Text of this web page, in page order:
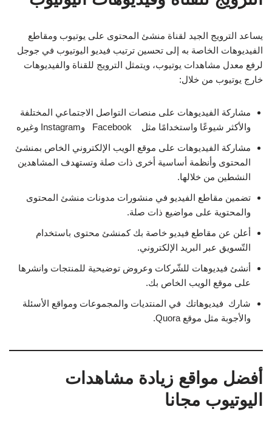
يساعد الترويج الجيد لقناة منشئ المحتوى على يوتيوب ومقاطع
الفيديوهات الخاصة به إلى تحسين ترتيب فيديو اليوتيوب في جوجل
لرفع معدل مشاهدات يوتيوب، ويتمثل الترويج للقناة والفيديوهات
خارج يوتيوب من خلال:
مشاركة الفيديوهات على منصات التواصل الاجتماعي المختلفة
والأكثر شيوعًا واستخدامًا مثل Facebook وInstagram وغيره
مشاركة الفيديوهات على موقع الويب الإلكتروني الخاص بمنشئ
المحتوى وأنظمة أساسية أخرى ذات صلة وتستهدف المشاهدين
النشطين من خلالها.
تضمين مقاطع الفيديو في منشورات مدونات منشئ المحتوى
والمحتوية على مواضيع ذات صلة.
أعلن عن مقاطع فيديو خاصة بك كمنشئ محتوى باستخدام
التّسويق عبر البريد الإلكتروني.
أنشئ فيديوهات للشّركات وعروض توضيحية للمنتجات وانشرها
على موقع الويب الخاص بك.
شارك فيديوهاتك في المنتديات والمجموعات ومواقع الأسئلة
والأجوبة مثل موقع Quora.
أفضل مواقع زيادة مشاهدات
اليوتيوب مجانا